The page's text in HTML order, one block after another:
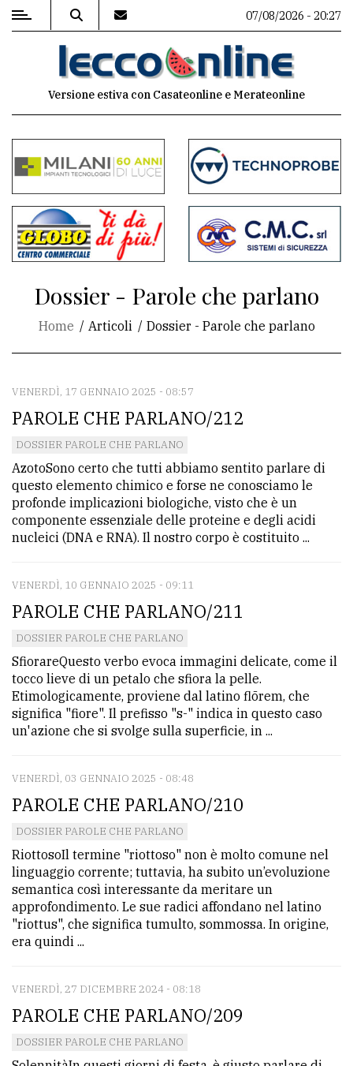
MENU
commenti
Contenuti
del
sito
Meteo
CONTATTI
La
redazione
Scrivici
Per
la
tua
pubblicità
per
comune
Ricerca
avanzata
LE
ALTRE
TESTATE
PRIVACY
policy
Cookie
policy
07/08/2026 - 20:27
Versione estiva con Casateonline e Merateonline
Dossier - Parole che parlano
Home Articoli Dossier - Parole che parlano
VENERDÌ, 17 GENNAIO 2025 - 08:57
PAROLE CHE PARLANO/212
DOSSIER PAROLE CHE PARLANO
AzotoSono certo che tutti abbiamo sentito parlare di
questo elemento chimico e forse ne conosciamo le
profonde implicazioni biologiche, visto che è un
componente essenziale delle proteine e degli acidi
nucleici (DNA e RNA). Il nostro corpo è costituito ...
VENERDÌ, 10 GENNAIO 2025 - 09:11
PAROLE CHE PARLANO/211
DOSSIER PAROLE CHE PARLANO
SfiorareQuesto verbo evoca immagini delicate, come il
tocco lieve di un petalo che sfiora la pelle.
Etimologicamente, proviene dal latino flōrem, che
significa "fiore". Il prefisso "s-" indica in questo caso
un'azione che si svolge sulla superficie, in ...
VENERDÌ, 03 GENNAIO 2025 - 08:48
PAROLE CHE PARLANO/210
DOSSIER PAROLE CHE PARLANO
RiottosoIl termine "riottoso" non è molto comune nel
linguaggio corrente; tuttavia, ha subito un’evoluzione
semantica così interessante da meritare un
approfondimento. Le sue radici affondano nel latino
"riottus", che significa tumulto, sommossa. In origine,
era quindi ...
VENERDÌ, 27 DICEMBRE 2024 - 08:18
PAROLE CHE PARLANO/209
DOSSIER PAROLE CHE PARLANO